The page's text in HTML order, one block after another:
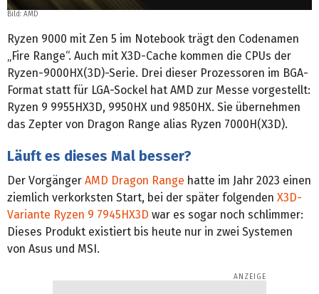
Bild: AMD
Ryzen 9000 mit Zen 5 im Notebook trägt den Codenamen
„Fire Range“. Auch mit X3D-Cache kommen die CPUs der
Ryzen-9000HX(3D)-Serie. Drei dieser Prozessoren im BGA-
Format statt für LGA-Sockel hat AMD zur Messe vorgestellt:
Ryzen 9 9955HX3D, 9950HX und 9850HX. Sie übernehmen
das Zepter von Dragon Range alias Ryzen 7000H(X3D).
Läuft es dieses Mal besser?
Der Vorgänger AMD Dragon Range hatte im Jahr 2023 einen
ziemlich verkorksten Start, bei der später folgenden X3D-
Variante Ryzen 9 7945HX3D war es sogar noch schlimmer:
Dieses Produkt existiert bis heute nur in zwei Systemen
von Asus und MSI.